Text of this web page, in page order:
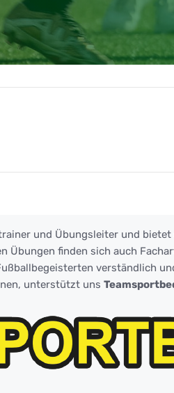
und Übungsleiter und
Übungen finden sich auch
verständlich
unterstützt uns